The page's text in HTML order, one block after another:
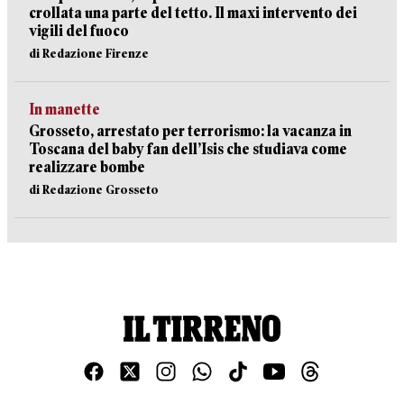
crollata una parte del tetto. Il maxi intervento dei
vigili del fuoco
di Redazione Firenze
In manette
Grosseto, arrestato per terrorismo: la vacanza in
Toscana del baby fan dell’Isis che studiava come
realizzare bombe
di Redazione Grosseto